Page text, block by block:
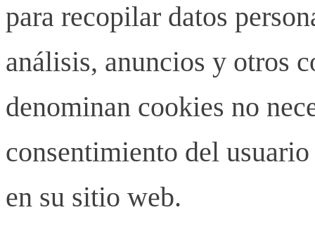
para recopilar datos
análisis, anuncios y otros
denominan cookies no
consentimiento del
en su sitio web.